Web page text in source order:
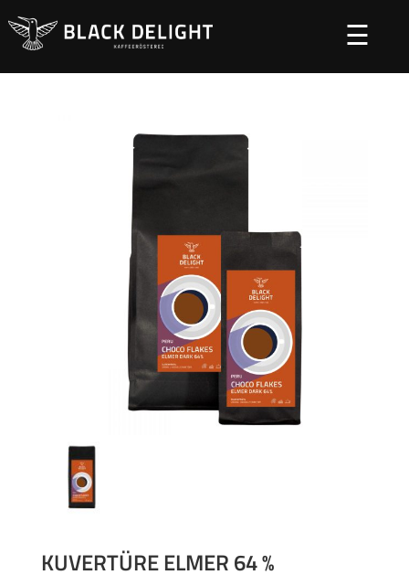
☰
Startseite/Tee und Schokolade
/ Kuvertüre Elmer 64 %
KUVERTÜRE ELMER 64 %